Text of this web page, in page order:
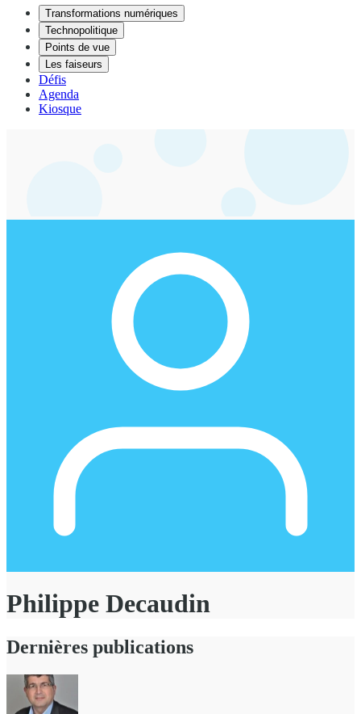
Transformations numériques
Technopolitique
Points de vue
Les faiseurs
Défis
Agenda
Kiosque
Philippe Decaudin
Dernières publications